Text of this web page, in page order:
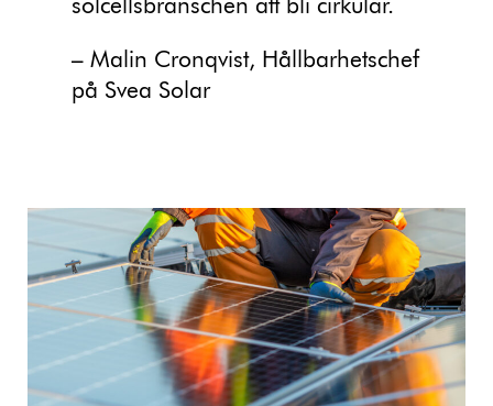
solcellsbranschen att bli cirkulär.
– Malin Cronqvist, Hållbarhetschef
på Svea Solar